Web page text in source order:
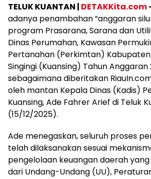
TELUK KUANTAN | DETAKKita.com
adanya penambahan “anggaran
program Prasarana, Sarana dan
Dinas Perumahan, Kawasan
Pertanahan (Perkimtan)
Singingi (Kuansing) Tahun Anggaran
sebagaimana diberitakan
oleh mantan Kepala Dinas (Kadis)
Kuansing, Ade Fahrer Arief di Teluk
(15/12/2025).
Ade menegaskan, seluruh proses
telah dilaksanakan sesuai
pengelolaan keuangan daerah
dari Undang-Undang (UU),